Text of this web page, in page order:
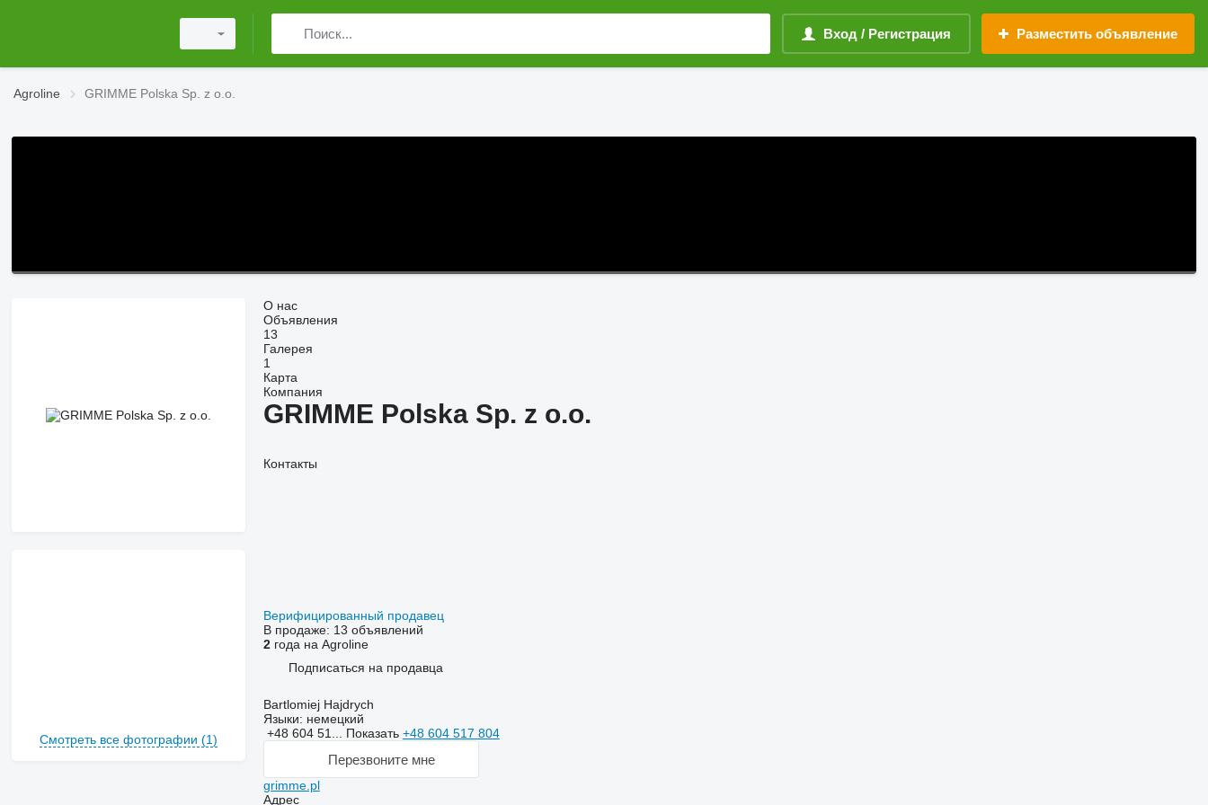
Вход / Регистрация Разместить объявление
Agroline GRIMME Polska Sp. z o.o.
Смотреть все фотографии (1)
О нас
Объявления
13
Галерея
1
Карта
Компания
GRIMME Polska Sp. z o.o.
Контакты
Верифицированный продавец
В продаже: 13 объявлений
2года на Agroline
Подписаться на продавца
Bartlomiej Hajdrych
Языки: немецкий
+48 604 51... Показать +48 604 517 804
Перезвоните мне
grimme.pl
Адрес